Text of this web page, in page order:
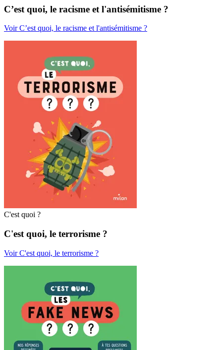
C’est quoi, le racisme et l'antisémitisme ?
Voir C’est quoi, le racisme et l'antisémitisme ?
C'est quoi ?
C'est quoi, le terrorisme ?
Voir C'est quoi, le terrorisme ?